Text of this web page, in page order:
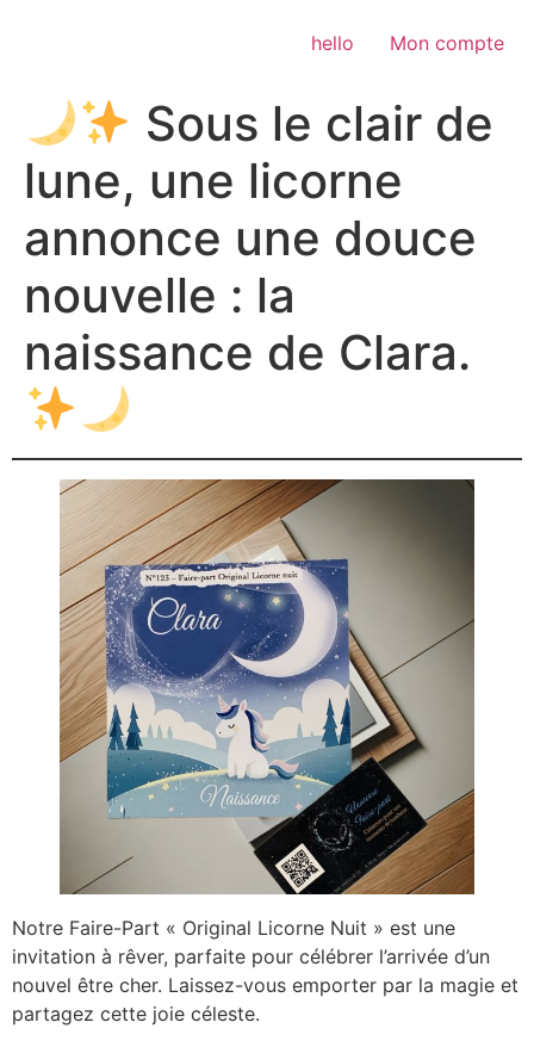
hello Mon compte
Sous le clair de
lune, une licorne
annonce une douce
nouvelle : la
naissance de Clara.
Notre Faire-Part « Original Licorne Nuit » est une
invitation à rêver, parfaite pour célébrer l’arrivée d’un
nouvel être cher. Laissez-vous emporter par la magie et
partagez cette joie céleste.